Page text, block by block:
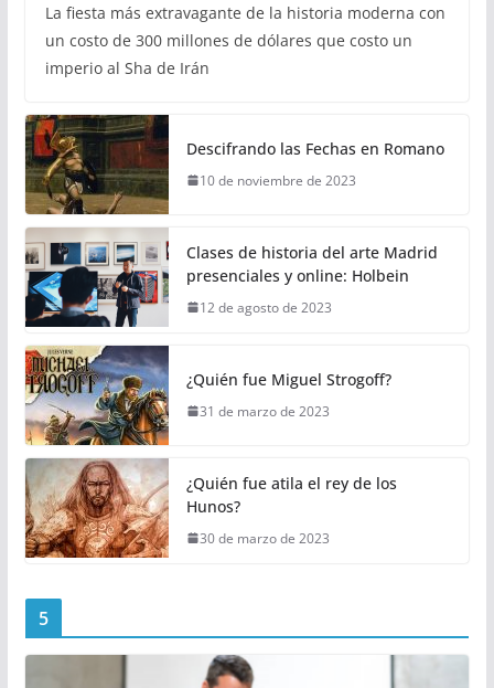
La fiesta más extravagante de la historia moderna con
un costo de 300 millones de dólares que costo un
imperio al Sha de Irán
Descifrando las Fechas en Romano
10 de noviembre de 2023
Clases de historia del arte Madrid
presenciales y online: Holbein
12 de agosto de 2023
¿Quién fue Miguel Strogoff?
31 de marzo de 2023
¿Quién fue atila el rey de los
Hunos?
30 de marzo de 2023
5